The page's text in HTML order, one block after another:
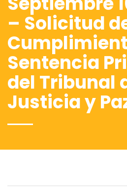
– Solicitud
Sentencia
del Tribunal
Justicia y